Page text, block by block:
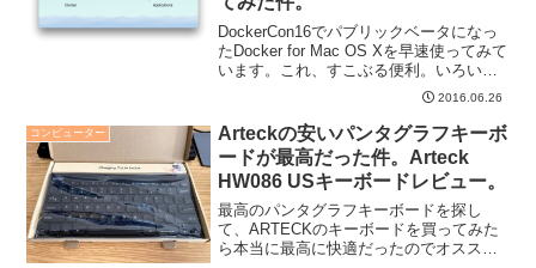
DockerCon16でパブリックベータになっ
たDocker for Mac OS Xを早速使ってみて
います。これ、すこぶる便利。いろいろ
触ってみて、何ができるかな、と考えて
いたのですが・・・クライアント（デス
クトップ）環境のポータビリティ...
2016.06.26
コンピューター
Arteckの安いパンタグラフキーボ
ードが最高だった件。Arteck
HW086 USキーボードレビュー。
最高のパンタグラフキーボードを探し
て、ARTECKのキーボードを買ってみた
ら本当に最高に快適だったのでオススメ